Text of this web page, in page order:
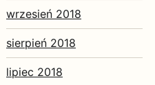
wrzesień 2018
sierpień 2018
lipiec 2018